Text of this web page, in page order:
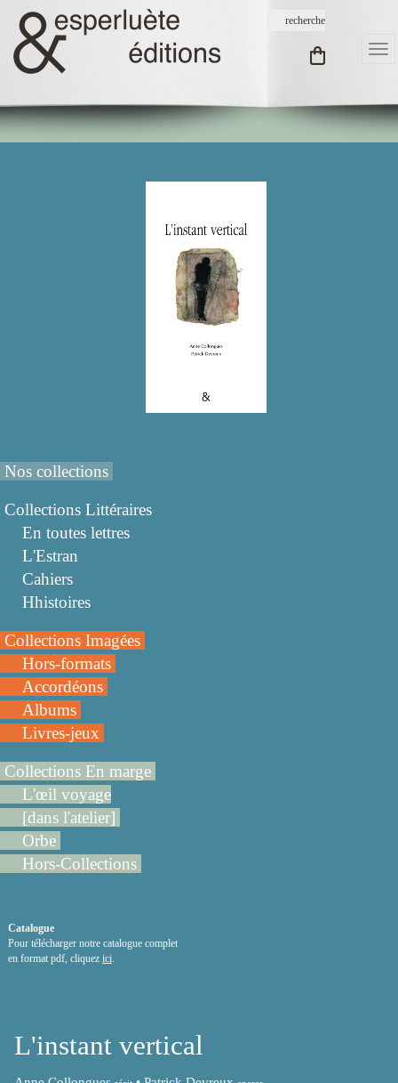
Nos collections
Collections Littéraires
En toutes lettres
L'Estran
Cahiers
Hhistoires
Collections Imagées
Hors-formats
Accordéons
Albums
Livres-jeux
Collections En marge
L'œil voyage
[dans l'atelier]
Orbe
Hors-Collections
Catalogue
Pour télécharger notre catalogue complet
en format pdf, cliquez ici
L'instant vertical